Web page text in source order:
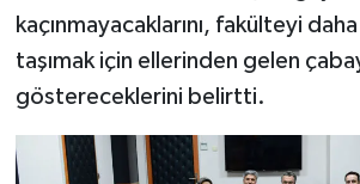
kaçınmayacaklarını, fakülteyi
taşımak için ellerinden gelen
göstereceklerini belirtti.